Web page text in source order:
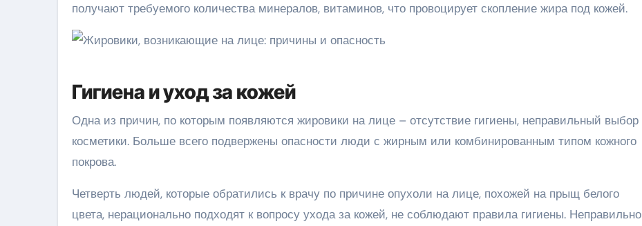
получают требуемого количества минералов, витаминов, что провоцирует скопление жира под кожей.
Гигиена и уход за кожей
Одна из причин, по которым появляются жировики на лице – отсутствие гигиены, неправильный выбор
косметики. Больше всего подвержены опасности люди с жирным или комбинированным типом кожного
покрова.
Четверть людей, которые обратились к врачу по причине опухоли на лице, похожей на прыщ белого
цвета, нерационально подходят к вопросу ухода за кожей, не соблюдают правила гигиены. Неправильно